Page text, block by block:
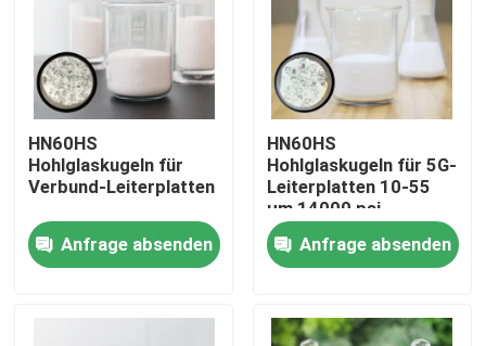
Startseite
HN60HS
Hohlglaskugeln für
Verbund-Leiterplatten
Anfrage absenden
HN60HS
Hohlglaskugeln für 5G-
Leiterplatten 10-55
µm 14000 psi
Anfrage absenden